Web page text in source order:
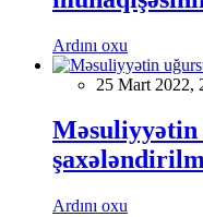
Ardını oxu
25 Mart 2022,
Məsuliyyətin
Ardını oxu